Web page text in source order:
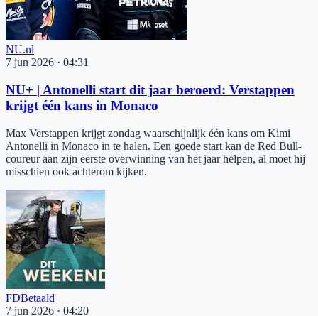
NU.nl
7 jun 2026 · 04:31
NU+ | Antonelli start dit jaar beroerd: Verstappen
krijgt één kans in Monaco
Max Verstappen krijgt zondag waarschijnlijk één kans om Kimi
Antonelli in Monaco in te halen. Een goede start kan de Red Bull-
coureur aan zijn eerste overwinning van het jaar helpen, al moet hij
misschien ook achterom kijken.
FDBetaald
7 jun 2026 · 04:20